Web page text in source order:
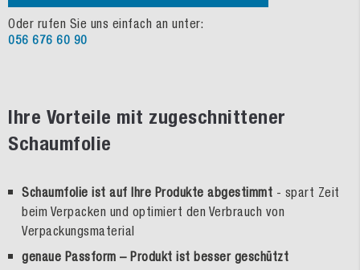
Oder rufen Sie uns einfach an unter:
056 676 60 90
Ihre Vorteile mit zugeschnittener
Schaumfolie
Schaumfolie ist auf Ihre Produkte abgestimmt - spart Zeit
beim Verpacken und optimiert den Verbrauch von
Verpackungsmaterial
genaue Passform – Produkt ist besser geschützt